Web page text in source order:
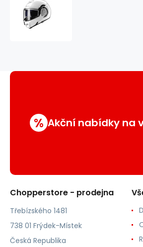
% Akční nabídky na
Chopperstore - prodejna
Třebízského 1481
738 01 Frýdek-Místek
Česká Republika